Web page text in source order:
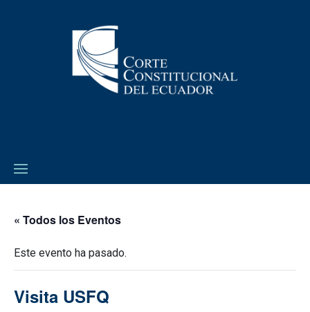
« Todos los Eventos
Este evento ha pasado.
Visita USFQ